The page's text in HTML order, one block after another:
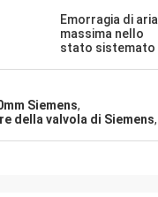
Emorragia di aria
massima nello
stato sistemato
Siemens,
della valvola di Siemens,